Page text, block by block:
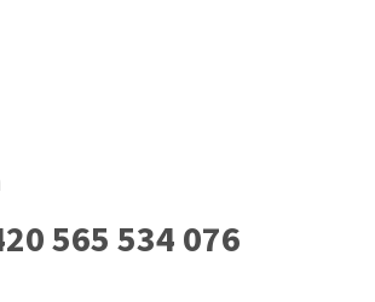
565 534 076